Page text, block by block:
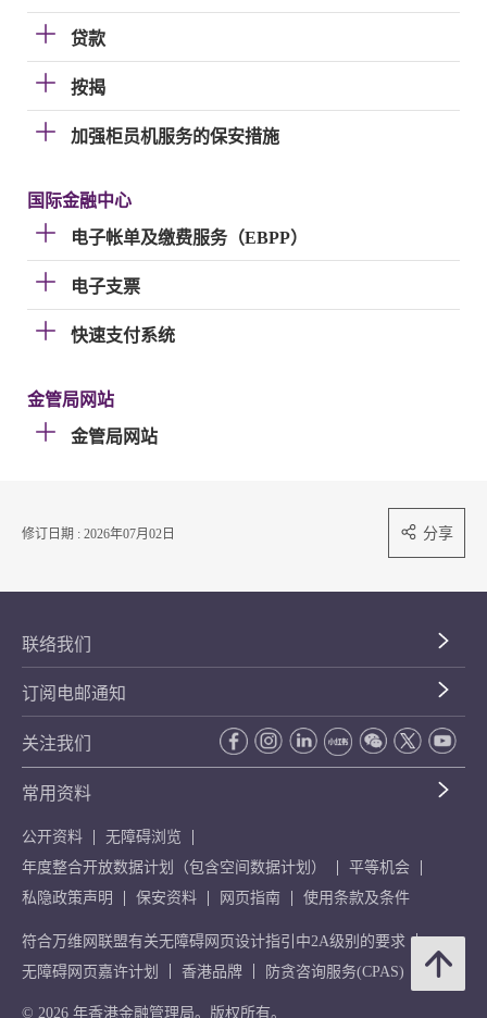
贷款
按揭
加强柜员机服务的保安措施
国际金融中心
电子帐单及缴费服务（EBPP）
电子支票
快速支付系统
金管局网站
金管局网站
修订日期 : 2026年07月02日 分享
联络我们
订阅电邮通知
关注我们
常用资料
公开资料
无障碍浏览
年度整合开放数据计划（包含空间数据计划）
平等机会
私隐政策声明
保安资料 网页指南 使用条款及条件
符合万维网联盟有关无障碍网页设计指引中2A级别的要求
无障碍网页嘉许计划
香港品牌 防贪咨询服务(CPAS)
© 2026 年香港金融管理局。版权所有。